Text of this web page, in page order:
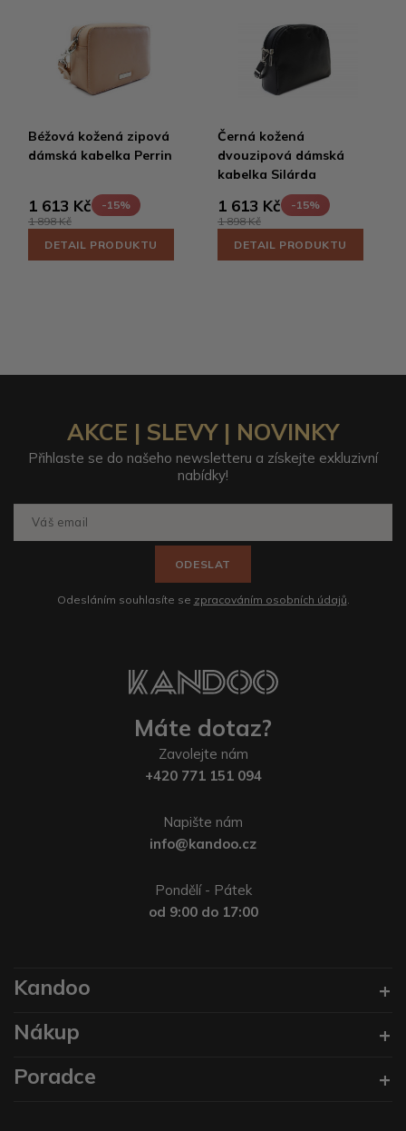
Béžová kožená zipová
dámská kabelka Perrin
1 613 Kč
-15%
1 898 Kč
DETAIL PRODUKTU
Černá kožená
dvouzipová dámská
kabelka Silárda
1 613 Kč
-15%
1 898 Kč
DETAIL PRODUKTU
AKCE | SLEVY | NOVINKY
Přihlaste se do našeho newsletteru a získejte exkluzivní
nabídky!
ODESLAT
Odesláním souhlasíte se zpracováním osobních údajů
Máte dotaz?
Zavolejte nám
+420 771 151 094
Napište nám
info@kandoo.cz
Pondělí - Pátek
od 9:00 do 17:00
Kandoo
Nákup
Poradce